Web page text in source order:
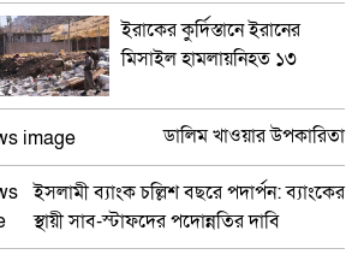
ইরাকের কুর্দিস্তানে ইরানের
মিসাইল হামলায়নিহত ১৩
ডালিম খাওয়ার উপকারিতা
ইসলামী ব্যাংক চল্লিশ বছরে পদার্পন: ব্যাংকের
স্থায়ী সাব-স্টাফদের পদোন্নতির দাবি